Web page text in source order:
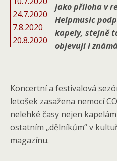
24.7.2020
7.8.2020
20.8.2020
jako příloha v
Helpmusic
kapely, stejně
objevují i
Koncertní a festivalová
letošek zasažena nemocí
nelehké časy nejen
ostatním „dělníkům“ v
magazínu.